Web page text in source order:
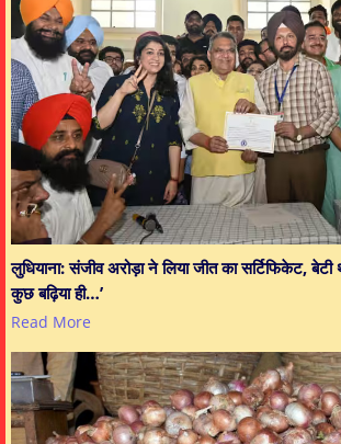
लुधियाना: संजीव अरोड़ा ने लिया जीत का सर्टिफिकेट, बेटी
कुछ बढ़िया ही…’
Read More